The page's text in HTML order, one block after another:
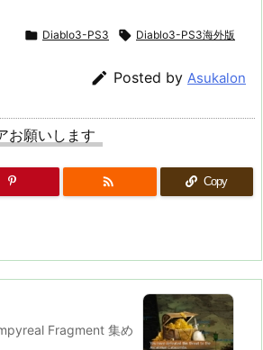
 Diablo3-PS3  Diablo3-PS3海外版
 Posted by Asukalon
お願いします
 Copy
Fragment 集め